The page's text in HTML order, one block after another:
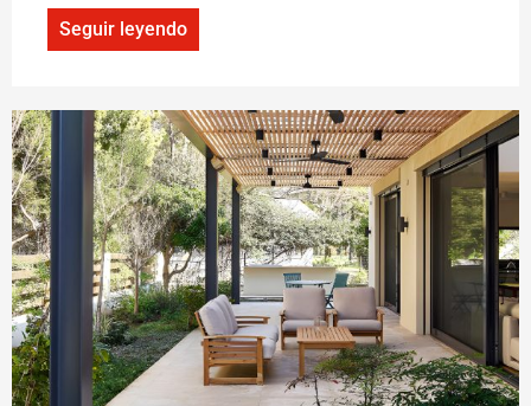
Seguir leyendo